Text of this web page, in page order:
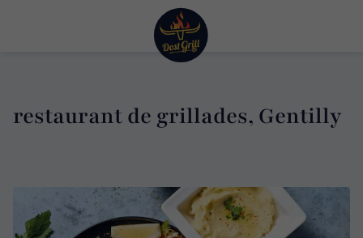
restaurant de grillades, Gentilly